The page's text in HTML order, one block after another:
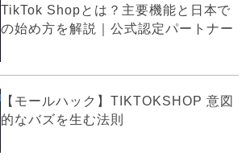
TikTok Shopとは？主要機能と日本で
の始め方を解説｜公式認定パートナー
【モールハック】TIKTOKSHOP 意図
的なバズを生む法則